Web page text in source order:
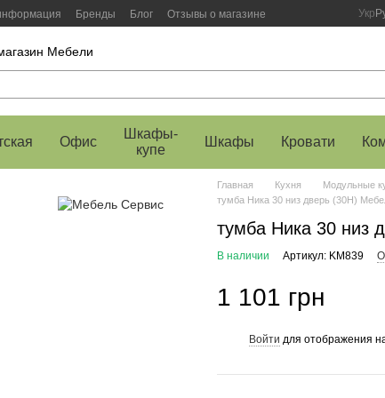
Бренды Блог Отзывы о магазине Укр
Мебели
Офис
Шкафы-
купе
Шкафы Кровати
Главная Кухня Модульные
тумба Ника 30 низ дверь (30Н)
тумба Ника 30 низ
В наличии Артикул: KM839
1 101 грн
Войти для отображения